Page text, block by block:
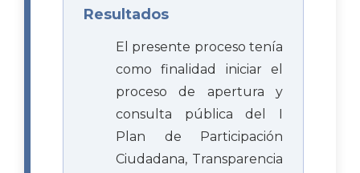
Resultados
El presente proceso tenía
como finalidad iniciar el
proceso de apertura y
consulta pública del I
Plan de Participación
Ciudadana, Transparencia